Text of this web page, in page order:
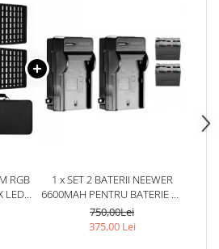
RGB
LED
PRIN
1 x SET 2 BATERII NEEWER
6600MAH PENTRU BATERIE LI-
ION SONY NP-F970 + 2
INCARCATOARE NEEWER
750,00Lei
375,00 Lei